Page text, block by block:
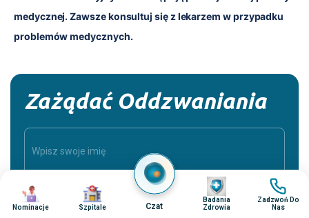
medycznej. Zawsze konsultuj się z lekarzem w przypadku
problemów medycznych.
Zażądać Oddzwaniania
Obraz
Nominacje
Obraz
Szpitale Czat
Obraz
Badania
Zdrowia
Obraz
Zadzwoń Do
Nas